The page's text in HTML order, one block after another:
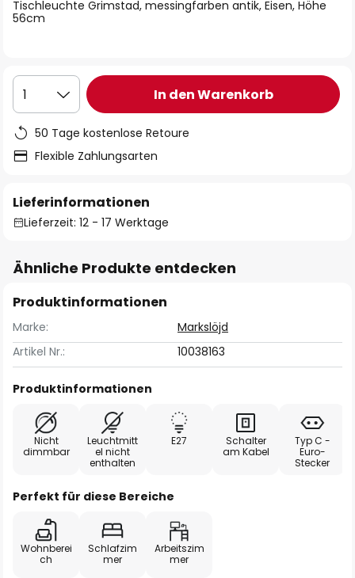
Tischleuchte Grimstad, messingfarben antik, Eisen, Höhe
56cm
1 In den Warenkorb
50 Tage kostenlose Retoure
Flexible Zahlungsarten
Lieferinformationen
Lieferzeit: 12 - 17 Werktage
Ähnliche Produkte entdecken
Produktinformationen
Marke:
Markslöjd
Artikel Nr.:
10038163
Produktinformationen
Nicht
dimmbar
Leuchtmitt
el nicht
enthalten
E27
Schalter
am Kabel
Typ C -
Euro-
Stecker
Perfekt für diese Bereiche
Wohnberei
ch
Schlafzim
mer
Arbeitszim
mer